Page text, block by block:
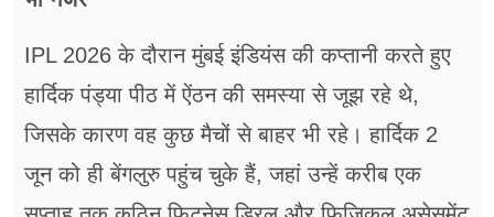
IPL 2026 के दौरान मुंबई इंडियंस की कप्तानी करते हुए
हार्दिक पंड्या पीठ में ऐंठन की समस्या से जूझ रहे थे,
जिसके कारण वह कुछ मैचों से बाहर भी रहे। हार्दिक 2
जून को ही बेंगलुरु पहुंच चुके हैं, जहां उन्हें करीब एक